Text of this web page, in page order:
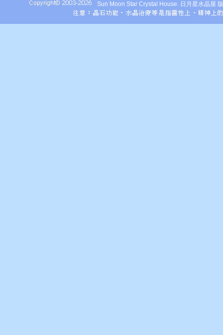
Sun Moon Star Crystal House. 日月星水晶屋